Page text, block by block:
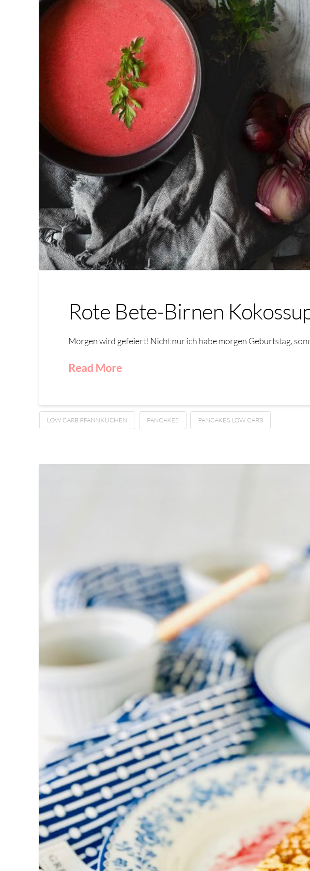
Rote Bete-Birnen
Morgen wird gefeiert! Nicht nur ich habe morgen Geburtstag,
Read More
LOW CARB PFANNKUCHEN PANCAKES PANCAKES LOW CARB